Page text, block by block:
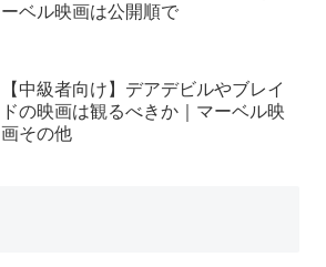
ーベル映画は公開順で
【中級者向け】デアデビルやブレイ
ドの映画は観るべきか｜マーベル映
画その他